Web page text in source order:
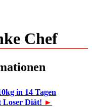
Chef
in 14 Tagen
Loser Diät! ►